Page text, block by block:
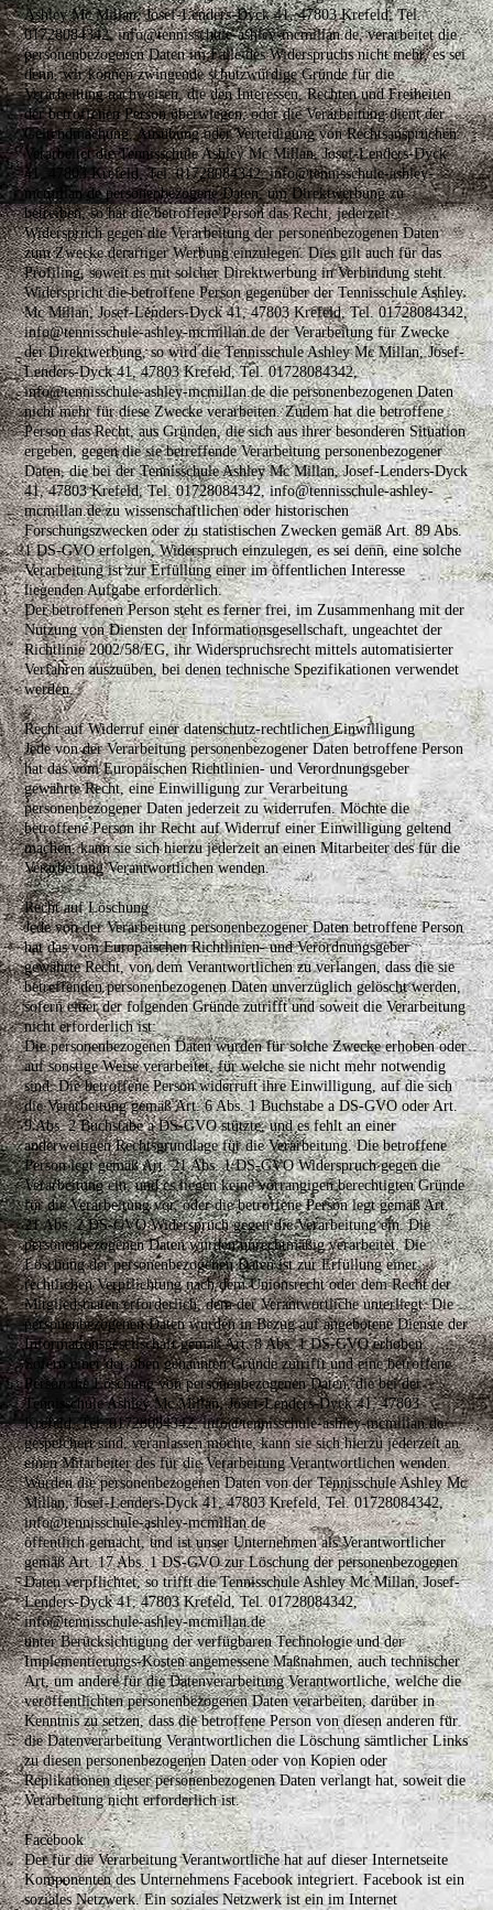
Ashley Mc Millan, Josef-Lenders-Dyck 41, 47803 Krefeld, Tel.
01728084342, info@tennisschule-ashley-mcmillan.de, verarbeitet die
personenbezogenen Daten im Falle des Widerspruchs nicht mehr, es sei
denn, wir können zwingende schutzwürdige Gründe für die
Verarbeitung nachweisen, die den Interessen, Rechten und Freiheiten
der betroffenen Person überwiegen, oder die Verarbeitung dient der
Geltendmachung, Ausübung oder Verteidigung von Rechtsansprüchen.
Verarbeitet die Tennisschule Ashley Mc Millan, Josef-Lenders-Dyck
41, 47803 Krefeld, Tel. 01728084342, info@tennisschule-ashley-
mcmillan.de personenbezogene Daten, um Direktwerbung zu
betreiben, so hat die betroffene Person das Recht, jederzeit
Widerspruch gegen die Verarbeitung der personenbezogenen Daten
zum Zwecke derartiger Werbung einzulegen. Dies gilt auch für das
Profiling, soweit es mit solcher Direktwerbung in Verbindung steht.
Widerspricht die betroffene Person gegenüber der Tennisschule Ashley
Mc Millan, Josef-Lenders-Dyck 41, 47803 Krefeld, Tel. 01728084342,
info@tennisschule-ashley-mcmillan.de der Verarbeitung für Zwecke
der Direktwerbung, so wird die Tennisschule Ashley Mc Millan, Josef-
Lenders-Dyck 41, 47803 Krefeld, Tel. 01728084342,
info@tennisschule-ashley-mcmillan.de die personenbezogenen Daten
nicht mehr für diese Zwecke verarbeiten. Zudem hat die betroffene
Person das Recht, aus Gründen, die sich aus ihrer besonderen Situation
ergeben, gegen die sie betreffende Verarbeitung personenbezogener
Daten, die bei der Tennisschule Ashley Mc Millan, Josef-Lenders-Dyck
41, 47803 Krefeld, Tel. 01728084342, info@tennisschule-ashley-
mcmillan.de zu wissenschaftlichen oder historischen
Forschungszwecken oder zu statistischen Zwecken gemäß Art. 89 Abs.
1 DS-GVO erfolgen, Widerspruch einzulegen, es sei denn, eine solche
Verarbeitung ist zur Erfüllung einer im öffentlichen Interesse
liegenden Aufgabe erforderlich.
Der betroffenen Person steht es ferner frei, im Zusammenhang mit der
Nutzung von Diensten der Informationsgesellschaft, ungeachtet der
Richtlinie 2002/58/EG, ihr Widerspruchsrecht mittels automatisierter
Verfahren auszuüben, bei denen technische Spezifikationen verwendet
werden.
Recht auf Widerruf einer datenschutz-rechtlichen Einwilligung
Jede von der Verarbeitung personenbezogener Daten betroffene Person
hat das vom Europäischen Richtlinien- und Verordnungsgeber
gewährte Recht, eine Einwilligung zur Verarbeitung
personenbezogener Daten jederzeit zu widerrufen. Möchte die
betroffene Person ihr Recht auf Widerruf einer Einwilligung geltend
machen, kann sie sich hierzu jederzeit an einen Mitarbeiter des für die
Verarbeitung Verantwortlichen wenden.
Recht auf Löschung
Jede von der Verarbeitung personenbezogener Daten betroffene Person
hat das vom Europäischen Richtlinien- und Verordnungsgeber
gewährte Recht, von dem Verantwortlichen zu verlangen, dass die sie
betreffenden personenbezogenen Daten unverzüglich gelöscht werden,
sofern einer der folgenden Gründe zutrifft und soweit die Verarbeitung
nicht erforderlich ist:
Die personenbezogenen Daten wurden für solche Zwecke erhoben oder
auf sonstige Weise verarbeitet, für welche sie nicht mehr notwendig
sind. Die betroffene Person widerruft ihre Einwilligung, auf die sich
die Verarbeitung gemäß Art. 6 Abs. 1 Buchstabe a DS-GVO oder Art.
9 Abs. 2 Buchstabe a DS-GVO stützte, und es fehlt an einer
anderweitigen Rechtsgrundlage für die Verarbeitung. Die betroffene
Person legt gemäß Art. 21 Abs. 1 DS-GVO Widerspruch gegen die
Verarbeitung ein, und es liegen keine vorrangigen berechtigten Gründe
für die Verarbeitung vor, oder die betroffene Person legt gemäß Art.
21 Abs. 2 DS-GVO Widerspruch gegen die Verarbeitung ein. Die
personenbezogenen Daten wurden unrechtmäßig verarbeitet. Die
Löschung der personenbezogenen Daten ist zur Erfüllung einer
rechtlichen Verpflichtung nach dem Unionsrecht oder dem Recht der
Mitgliedstaaten erforderlich, dem der Verantwortliche unterliegt. Die
personenbezogenen Daten wurden in Bezug auf angebotene Dienste der
Informationsgesellschaft gemäß Art. 8 Abs. 1 DS-GVO erhoben.
Sofern einer der oben genannten Gründe zutrifft und eine betroffene
Person die Löschung von personenbezogenen Daten, die bei der
Tennisschule Ashley Mc Millan, Josef-Lenders-Dyck 41, 47803
Krefeld, Tel. 01728084342, info@tennisschule-ashley-mcmillan.de
gespeichert sind, veranlassen möchte, kann sie sich hierzu jederzeit an
einen Mitarbeiter des für die Verarbeitung Verantwortlichen wenden.
Wurden die personenbezogenen Daten von der Tennisschule Ashley Mc
Millan, Josef-Lenders-Dyck 41, 47803 Krefeld, Tel. 01728084342,
info@tennisschule-ashley-mcmillan.de
öffentlich gemacht, und ist unser Unternehmen als Verantwortlicher
gemäß Art. 17 Abs. 1 DS-GVO zur Löschung der personenbezogenen
Daten verpflichtet, so trifft die Tennisschule Ashley Mc Millan, Josef-
Lenders-Dyck 41, 47803 Krefeld, Tel. 01728084342,
info@tennisschule-ashley-mcmillan.de
unter Berücksichtigung der verfügbaren Technologie und der
Implementierungs-Kosten angemessene Maßnahmen, auch technischer
Art, um andere für die Datenverarbeitung Verantwortliche, welche die
veröffentlichten personenbezogenen Daten verarbeiten, darüber in
Kenntnis zu setzen, dass die betroffene Person von diesen anderen für
die Datenverarbeitung Verantwortlichen die Löschung sämtlicher Links
zu diesen personenbezogenen Daten oder von Kopien oder
Replikationen dieser personenbezogenen Daten verlangt hat, soweit die
Verarbeitung nicht erforderlich ist.
Facebook
Der für die Verarbeitung Verantwortliche hat auf dieser Internetseite
Komponenten des Unternehmens Facebook integriert. Facebook ist ein
soziales Netzwerk. Ein soziales Netzwerk ist ein im Internet